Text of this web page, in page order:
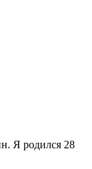
Я родился 28